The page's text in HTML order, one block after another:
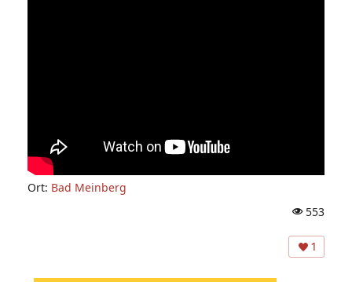
Ort: Bad Meinberg
ns
ic
553
1